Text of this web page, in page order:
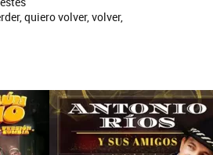
quiero volver, volver,